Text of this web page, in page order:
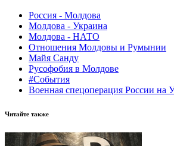
Россия - Молдова
Молдова - Украина
Молдова - НАТО
Отношения Молдовы и Румынии
Майя Санду
Русофобия в Молдове
#События
Военная спецоперация России на
Читайте также